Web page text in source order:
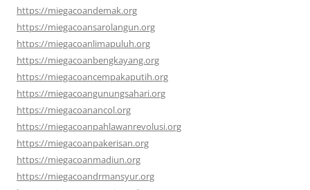
https://miegacoandemak.org
https://miegacoansarolangun.org
https://miegacoanlimapuluh.org
https://miegacoanbengkayang.org
https://miegacoancempakaputih.org
https://miegacoangunungsahari.org
https://miegacoanancol.org
https://miegacoanpahlawanrevolusi.org
https://miegacoanpakerisan.org
https://miegacoanmadiun.org
https://miegacoandrmansyur.org